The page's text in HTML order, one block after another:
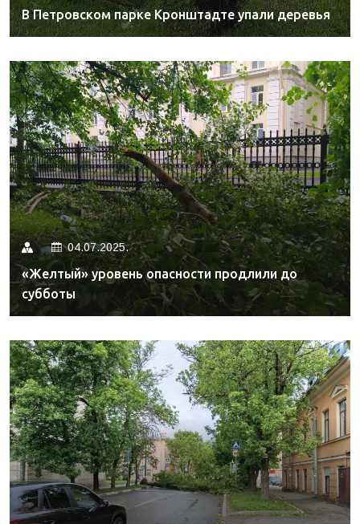
В Петровском парке Кронштадте упали деревья
04.07.2025.
«Желтый» уровень опасности продлили до
субботы